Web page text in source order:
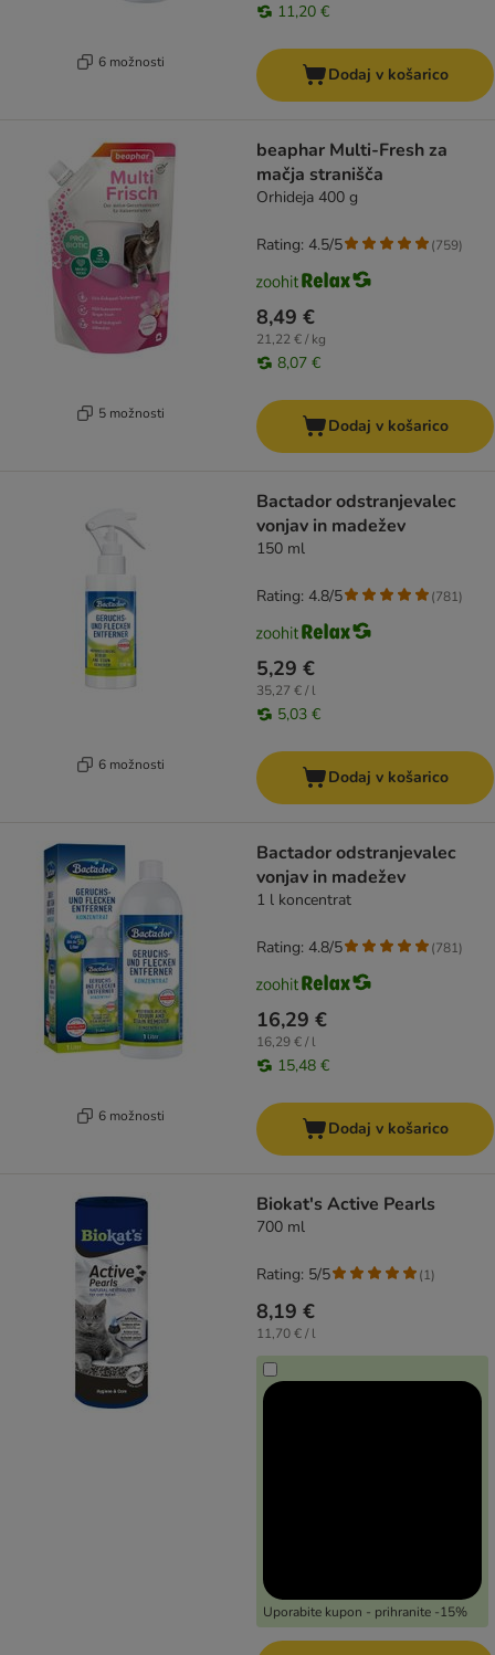
6 možnosti
11,20 €
Dodaj v košarico
5 možnosti
beaphar Multi-Fresh za
mačja stranišča
Orhideja 400 g
8,49 €
21,22 € / kg
8,07 €
Rating: 4.5/5 (759)
Dodaj v košarico
6 možnosti
Bactador odstranjevalec
vonjav in madežev
150 ml
5,29 €
35,27 € / l
5,03 €
Rating: 4.8/5 (781)
Dodaj v košarico
6 možnosti
Bactador odstranjevalec
vonjav in madežev
1 l koncentrat
16,29 €
16,29 € / l
15,48 €
Rating: 4.8/5 (781)
Dodaj v košarico
Biokat's Active Pearls
700 ml
8,19 €
11,70 € / l
Uporabite kupon - prihranite -15%
Rating: 5/5 (1)